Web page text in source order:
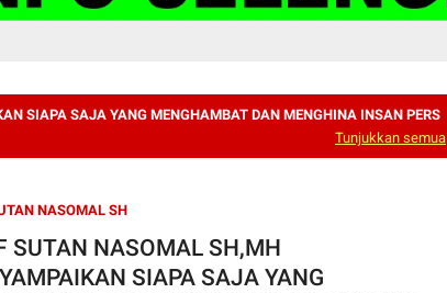
SIAPA SAJA YANG MENGHAMBAT DAN MENGHINA INSAN PERS
Tunjukkan semua
NASOMAL SH
SUTAN NASOMAL SH,MH
SIAPA SAJA YANG